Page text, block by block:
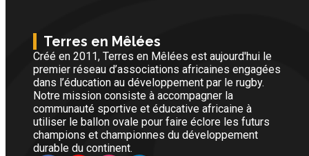
Terres en Mêlées
Créé en 2011, Terres en Mêlées est aujourd'hui le
premier réseau d’associations africaines engagées
dans l’éducation au développement par le rugby.
Notre mission consiste à accompagner la
communauté sportive et éducative africaine à
utiliser le ballon ovale pour faire éclore les futurs
champions et championnes du développement
durable du continent.